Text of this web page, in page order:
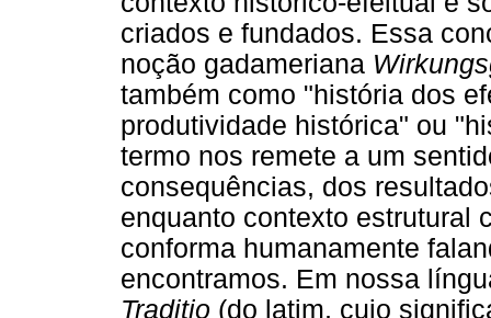
criados e fundados. Essa
noção gadameriana
também como "história dos
produtividade histórica" ou
termo nos remete a um
consequências, dos
enquanto contexto estrutural
conforma humanamente
encontramos. Em nossa
Traditio (do latim, cujo